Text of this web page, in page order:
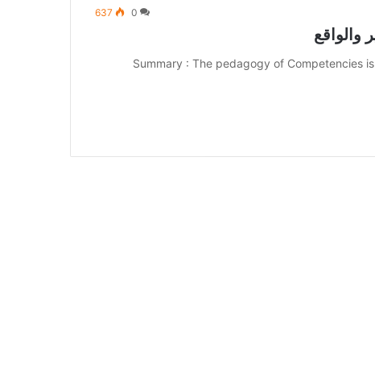
0
637
والواقع
Summary : The pedagogy of Competencies